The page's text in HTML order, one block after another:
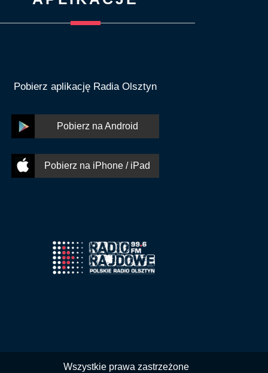
Pobierz aplikację Radia Olsztyn
Pobierz na Android
Pobierz na iPhone / iPad
Wszystkie prawa zastrzeżone